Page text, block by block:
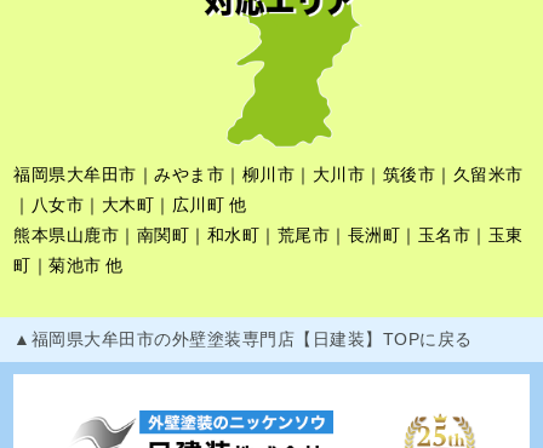
福岡県大牟田市｜みやま市｜柳川市｜大川市｜筑後市｜久留米市
｜八女市｜大木町｜広川町 他
熊本県山鹿市｜南関町｜和水町｜荒尾市｜長洲町｜玉名市｜玉東
町｜菊池市 他
▲福岡県大牟田市の外壁塗装専門店【日建装】TOPに戻る